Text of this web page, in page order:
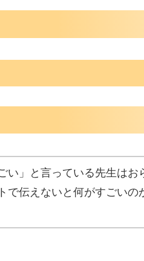
」と言っている先生は
伝えないと何がすごい